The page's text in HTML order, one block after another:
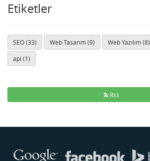
Etiketler
SEO (33) Web Tasarım (9) Web Yazılım (8)
api (1)
Rss
Genellikle anında yanıt verir